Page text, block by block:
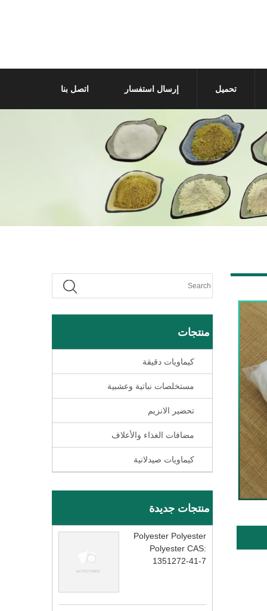
تحميل إرسال استفسار اتصل بنا
منتجات
كيماويات دقيقة
مستخلصات نباتية وعشبية
تحضير الانزيم
مضافات الغذاء والأعلاف
كيماويات صيدلانية
منتجات جديدة
Polyester Polyester
Polyester CAS:
1351272-41-7